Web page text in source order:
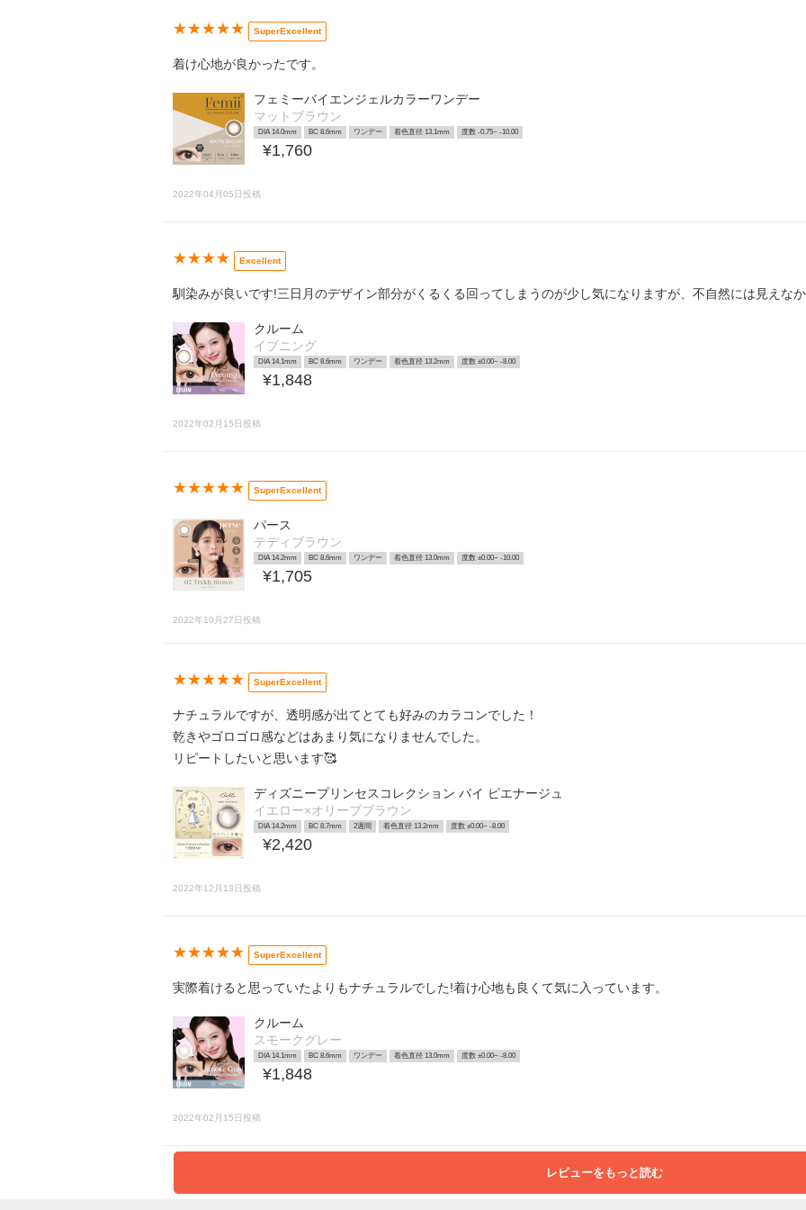
★★★★★ SuperExcellent
着け心地が良かったです。
フェミーバイエンジェルカラーワンデー
マットブラウン
DIA 14.0mm BC 8.6mm ワンデー 着色直径 13.1mm 度数 -0.75~ -10.00
¥1,760
2022年04月05日投稿
★★★★ Excellent
馴染みが良いです!三日月のデザイン部分がくるくる回ってしまうのが少し気になりますが、不自然には見えなか
クルーム
イブニング
DIA 14.1mm BC 8.6mm ワンデー 着色直径 13.2mm 度数 ±0.00~ -8.00
¥1,848
2022年02月15日投稿
★★★★★ SuperExcellent
パース
テディブラウン
DIA 14.2mm BC 8.6mm ワンデー 着色直径 13.0mm 度数 ±0.00~ -10.00
¥1,705
2022年10月27日投稿
★★★★★ SuperExcellent
ナチュラルですが、透明感が出てとても好みのカラコンでした！
乾きやゴロゴロ感などはあまり気になりませんでした。
リピートしたいと思います🥰
ディズニープリンセスコレクション バイ ピエナージュ
イエロー×オリーブブラウン
DIA 14.2mm BC 8.7mm 2週間 着色直径 13.2mm 度数 ±0.00~ -8.00
¥2,420
2022年12月13日投稿
★★★★★ SuperExcellent
実際着けると思っていたよりもナチュラルでした!着け心地も良くて気に入っています。
クルーム
スモークグレー
DIA 14.1mm BC 8.6mm ワンデー 着色直径 13.0mm 度数 ±0.00~ -8.00
¥1,848
2022年02月15日投稿
レビューをもっと読む